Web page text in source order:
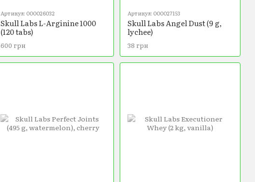
Артикул: 000026032
Skull Labs L-Arginine 1000
(120 tabs)
600 грн
Артикул: 000027153
Skull Labs Angel Dust (9 g,
lychee)
38 грн